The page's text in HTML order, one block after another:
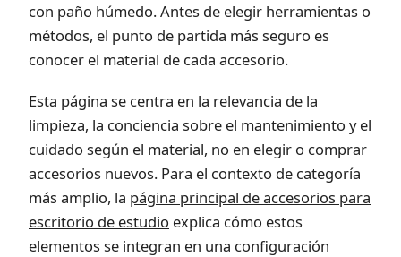
con paño húmedo. Antes de elegir herramientas o
métodos, el punto de partida más seguro es
conocer el material de cada accesorio.
Esta página se centra en la relevancia de la
limpieza, la conciencia sobre el mantenimiento y el
cuidado según el material, no en elegir o comprar
accesorios nuevos. Para el contexto de categoría
más amplio, la página principal de accesorios para
escritorio de estudio explica cómo estos
elementos se integran en una configuración